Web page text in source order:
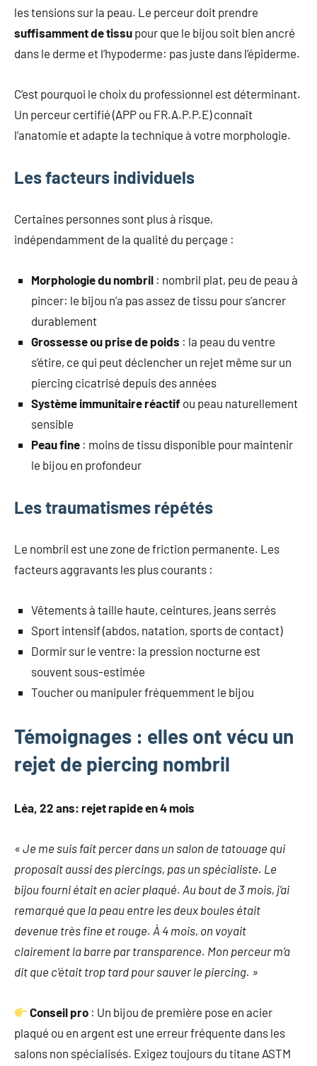
les tensions sur la peau. Le perceur doit prendre
suffisamment de tissu pour que le bijou soit bien ancré
dans le derme et l’hypoderme: pas juste dans l’épiderme.
C’est pourquoi le choix du professionnel est déterminant.
Un perceur certifié (APP ou FR.A.P.P.E) connaît
l’anatomie et adapte la technique à votre morphologie.
Les facteurs individuels
Certaines personnes sont plus à risque,
indépendamment de la qualité du perçage :
Morphologie du nombril : nombril plat, peu de peau à
pincer: le bijou n’a pas assez de tissu pour s’ancrer
durablement
Grossesse ou prise de poids : la peau du ventre
s’étire, ce qui peut déclencher un rejet même sur un
piercing cicatrisé depuis des années
Système immunitaire réactif ou peau naturellement
sensible
Peau fine : moins de tissu disponible pour maintenir
le bijou en profondeur
Les traumatismes répétés
Le nombril est une zone de friction permanente. Les
facteurs aggravants les plus courants :
Vêtements à taille haute, ceintures, jeans serrés
Sport intensif (abdos, natation, sports de contact)
Dormir sur le ventre: la pression nocturne est
souvent sous-estimée
Toucher ou manipuler fréquemment le bijou
Témoignages : elles ont vécu un
rejet de piercing nombril
Léa, 22 ans: rejet rapide en 4 mois
« Je me suis fait percer dans un salon de tatouage qui
proposait aussi des piercings, pas un spécialiste. Le
bijou fourni était en acier plaqué. Au bout de 3 mois, j’ai
remarqué que la peau entre les deux boules était
devenue très fine et rouge. À 4 mois, on voyait
clairement la barre par transparence. Mon perceur m’a
dit que c’était trop tard pour sauver le piercing. »
Conseil pro : Un bijou de première pose en acier
plaqué ou en argent est une erreur fréquente dans les
salons non spécialisés. Exigez toujours du titane ASTM